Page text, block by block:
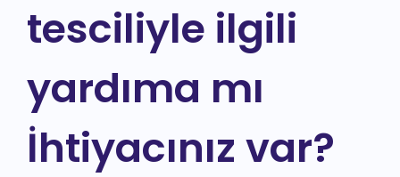
tesciliyle ilgili
yardıma mı
İhtiyacınız var?